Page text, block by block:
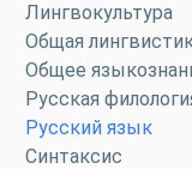
Лингвокультура
Общая
Общее
Русская
Русский язык
Синтаксис